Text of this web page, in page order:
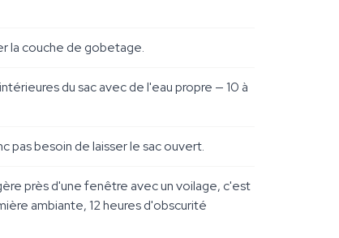
la couche de gobetage.
du sac avec de l'eau propre — 10 à
pas besoin de laisser le sac ouvert.
près d'une fenêtre avec un voilage, c'est
ambiante, 12 heures d'obscurité